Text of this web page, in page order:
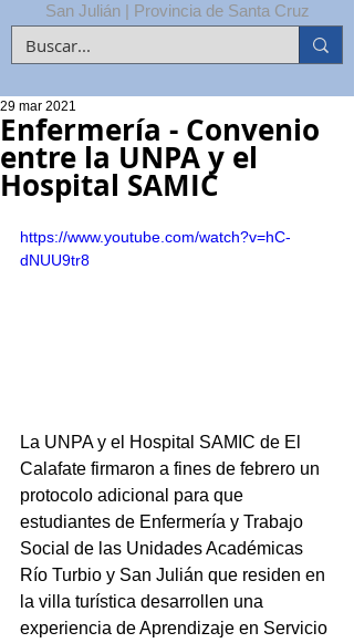
San Julián | Provincia de Santa Cruz
Enfermería - Convenio
entre la UNPA y el
Hospital SAMIC
29 mar 2021
https://www.youtube.com/watch?v=hC-
dNUU9tr8
La UNPA y el Hospital SAMIC de El
Calafate firmaron a fines de febrero un
protocolo adicional para que
estudiantes de Enfermería y Trabajo
Social de las Unidades Académicas
Río Turbio y San Julián que residen en
la villa turística desarrollen una
experiencia de Aprendizaje en Servicio